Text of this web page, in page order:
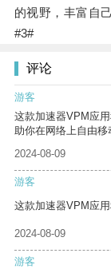
的视野，丰富自
#3#
评论
游客
这款加速器VPM应
助你在网络上自由移
2024-08-09
游客
这款加速器VPM应
2024-08-09
游客